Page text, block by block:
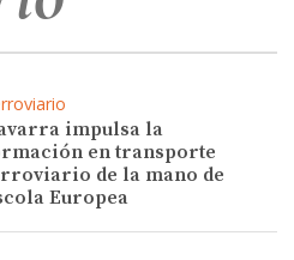
impulsa la
en transporte
de la mano de
Europea